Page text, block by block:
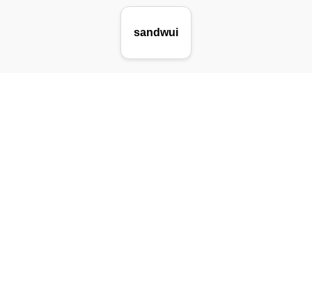
sandwui